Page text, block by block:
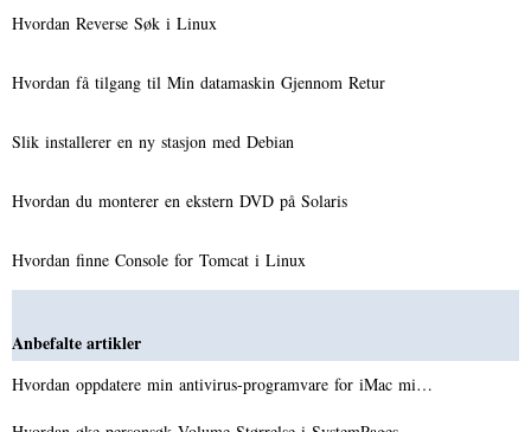
Hvordan Reverse Søk i Linux
Hvordan få tilgang til Min datamaskin Gjennom Retur
Slik installerer en ny stasjon med Debian
Hvordan du monterer en ekstern DVD på Solaris
Hvordan finne Console for Tomcat i Linux
Anbefalte artikler
Hvordan oppdatere min antivirus-programvare for iMac mi…